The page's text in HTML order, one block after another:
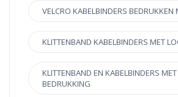
VELCRO KABELBINDERS BEDRUKKEN
KLITTENBAND KABELBINDERS MET
KLITTENBAND EN KABELBINDERS MET
BEDRUKKING